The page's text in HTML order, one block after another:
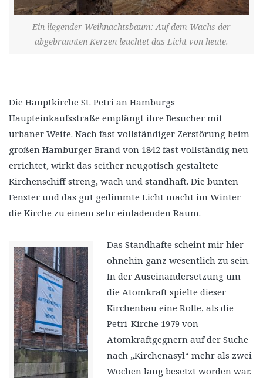
Ein liegender Weihnachtsbaum: Auf dem Wachs der
abgebrannten Kerzen leuchtet das Licht von heute.
Die Hauptkirche St. Petri an Hamburgs
Haupteinkaufsstraße empfängt ihre Besucher mit
urbaner Weite. Nach fast vollständiger Zerstörung beim
großen Hamburger Brand von 1842 fast vollständig neu
errichtet, wirkt das seither neugotisch gestaltete
Kirchenschiff streng, wach und standhaft. Die bunten
Fenster und das gut gedimmte Licht macht im Winter
die Kirche zu einem sehr einladenden Raum.
Das Standhafte scheint mir hier
ohnehin ganz wesentlich zu sein.
In der Auseinandersetzung um
die Atomkraft spielte dieser
Kirchenbau eine Rolle, als die
Petri-Kirche 1979 von
Atomkraftgegnern auf der Suche
nach „Kirchenasyl“ mehr als zwei
Wochen lang besetzt worden war.